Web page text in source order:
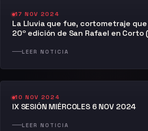
17 NOV 2024
La Lluvia que fue, cortometraje
20º edición de San Rafael en Corto
LEER NOTICIA
10 NOV 2024
IX SESIÓN MIÉRCOLES 6 NOV 2024
LEER NOTICIA